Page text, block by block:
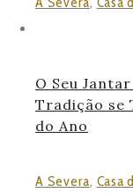
O Seu
Tradição se
do Ano
A Severa, Casa